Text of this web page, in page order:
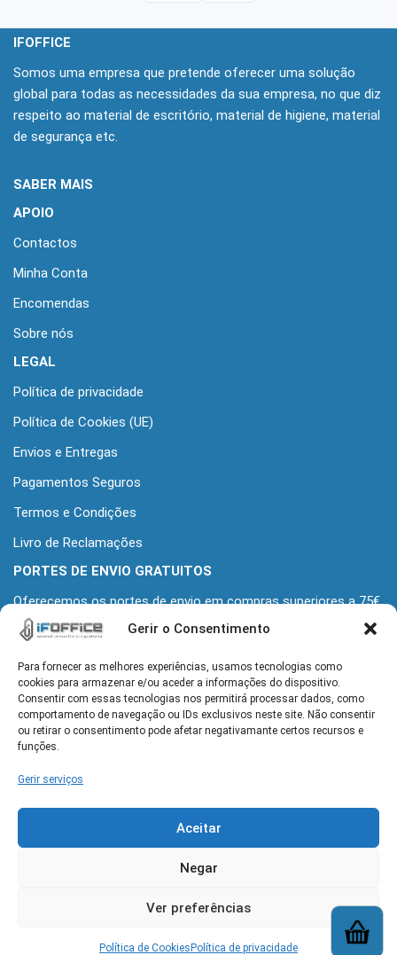
Gerir o Consentimento
Para fornecer as melhores experiências, usamos tecnologias como
cookies para armazenar e/ou aceder a informações do dispositivo.
Consentir com essas tecnologias nos permitirá processar dados, como
comportamento de navegação ou IDs exclusivos neste site. Não consentir
ou retirar o consentimento pode afetar negativamante certos recursos e
funções.
Gerir serviços
Aceitar
Negar
Ver preferências
Política de Cookies Política de privacidade
IFOFFICE
Somos uma empresa que pretende oferecer uma solução
global para todas as necessidades da sua empresa, no que diz
respeito ao material de escritório, material de higiene, material
de segurança etc.
SABER MAIS
APOIO
Contactos
Minha Conta
Encomendas
Sobre nós
LEGAL
Política de privacidade
Política de Cookies (UE)
Envios e Entregas
Pagamentos Seguros
Termos e Condições
Livro de Reclamações
PORTES DE ENVIO GRATUITOS
Oferecemos os portes de envio em compras superiores a 75€
+iva
MORADA
Alameda Grupo Desportivo Alcochetense 139
2890-110 Alcochete
Seg-Sex: 9h-13h e 14h-18h
geral@ifoffice.pt| 960 064 173